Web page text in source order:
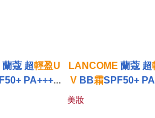
蘭蔻 超輕盈U
PA++++
白皙透亮[30
LANCOME 蘭蔻 超
V BB霜SPF50+
(10ml)#01白皙透亮-
美妝